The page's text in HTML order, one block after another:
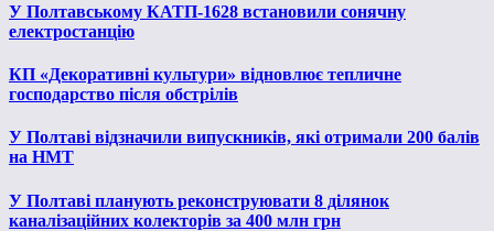
У Полтавському КАТП-1628 встановили сонячну
електростанцію
КП «Декоративні культури» відновлює тепличне
господарство після обстрілів
У Полтаві відзначили випускників, які отримали 200 балів
на НМТ
У Полтаві планують реконструювати 8 ділянок
каналізаційних колекторів за 400 млн грн